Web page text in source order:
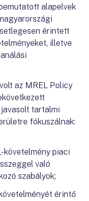
alapelvek
érintett
illetve
az MREL Policy
tartalmi
fókuszálnak:
követelmény piaci
való
szabályok;
érintő